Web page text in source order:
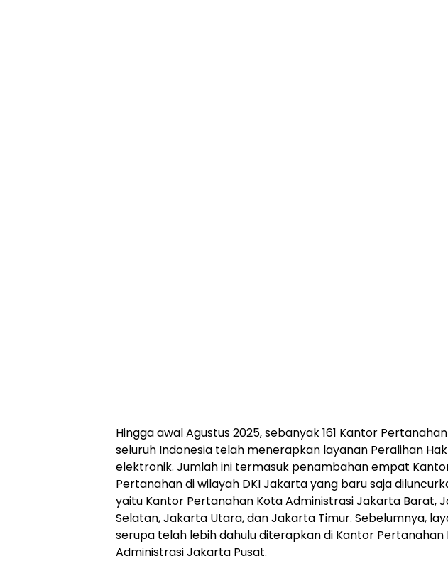
Hingga awal Agustus 2025, sebanyak 161 Kantor
seluruh Indonesia telah menerapkan layanan Peralihan
elektronik. Jumlah ini termasuk penambahan empat
Pertanahan di wilayah DKI Jakarta yang baru saja
yaitu Kantor Pertanahan Kota Administrasi Jakarta Barat,
Selatan, Jakarta Utara, dan Jakarta Timur. Sebelumnya,
serupa telah lebih dahulu diterapkan di Kantor Pertanahan
Administrasi Jakarta Pusat.